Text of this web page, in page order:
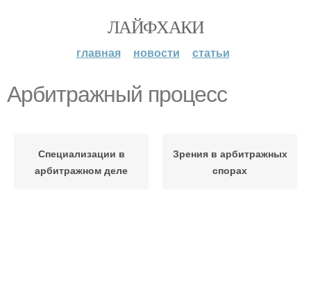
ЛАЙФХАКИ
главная новости статьи
Арбитражный процесс
Специализации в
арбитражном деле
Зрения в арбитражных
спорах